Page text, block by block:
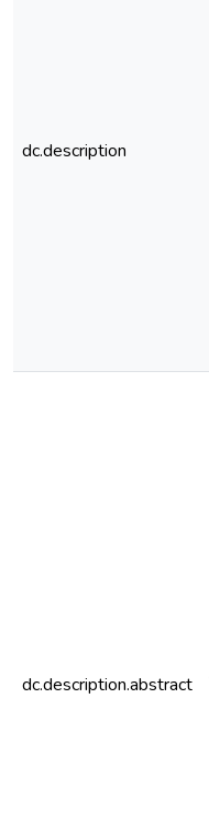
dc.description
dc.description.abstract